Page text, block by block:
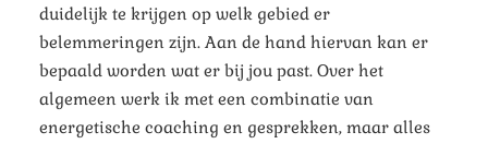
duidelijk te krijgen op welk gebied er
belemmeringen zijn. Aan de hand hiervan kan er
bepaald worden wat er bij jou past. Over het
algemeen werk ik met een combinatie van
energetische coaching en gesprekken, maar alles